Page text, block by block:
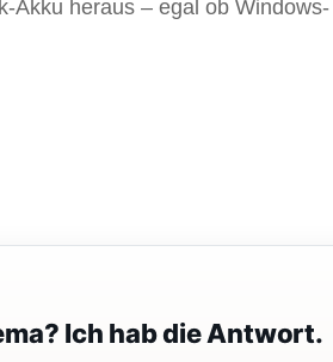
Akku heraus – egal ob Windows-
Ich hab die Antwort.